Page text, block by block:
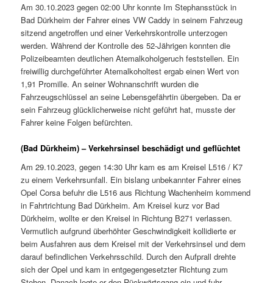
Am 30.10.2023 gegen 02:00 Uhr konnte Im Stephansstück in
Bad Dürkheim der Fahrer eines VW Caddy in seinem Fahrzeug
sitzend angetroffen und einer Verkehrskontrolle unterzogen
werden. Während der Kontrolle des 52-Jährigen konnten die
Polizeibeamten deutlichen Atemalkoholgeruch feststellen. Ein
freiwillig durchgeführter Atemalkoholtest ergab einen Wert von
1,91 Promille. An seiner Wohnanschrift wurden die
Fahrzeugschlüssel an seine Lebensgefährtin übergeben. Da er
sein Fahrzeug glücklicherweise nicht geführt hat, musste der
Fahrer keine Folgen befürchten.
(Bad Dürkheim) – Verkehrsinsel beschädigt und geflüchtet
Am 29.10.2023, gegen 14:30 Uhr kam es am Kreisel L516 / K7
zu einem Verkehrsunfall. Ein bislang unbekannter Fahrer eines
Opel Corsa befuhr die L516 aus Richtung Wachenheim kommend
in Fahrtrichtung Bad Dürkheim. Am Kreisel kurz vor Bad
Dürkheim, wollte er den Kreisel in Richtung B271 verlassen.
Vermutlich aufgrund überhöhter Geschwindigkeit kollidierte er
beim Ausfahren aus dem Kreisel mit der Verkehrsinsel und dem
darauf befindlichen Verkehrsschild. Durch den Aufprall drehte
sich der Opel und kam in entgegengesetzter Richtung zum